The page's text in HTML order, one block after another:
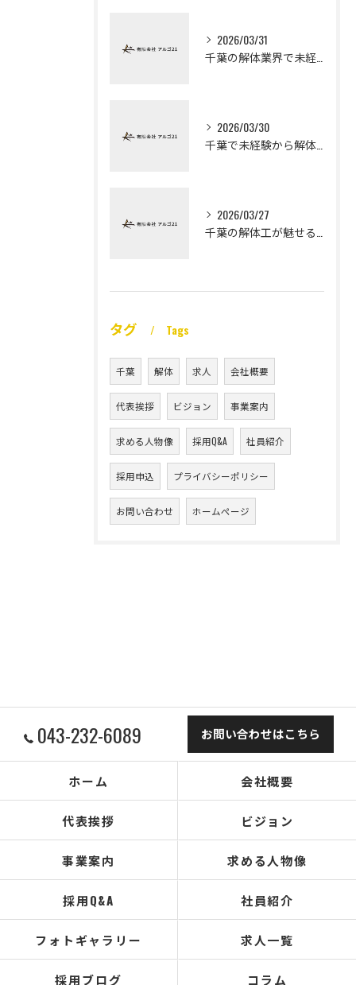
2026/03/31
2026/03/30
2026/03/27
タグ Tags
千葉 解体 求人 会社概要
代表挨拶 ビジョン 事業案内
求める人物像 採用Q&A 社員紹介
採用申込 プライバシーポリシー
お問い合わせ ホームページ
043-232-6089 お問い合わせはこちら
ホーム 会社概要
代表挨拶 ビジョン
事業案内 求める人物像
採用Q&A 社員紹介
フォトギャラリー 求人一覧
採用ブログ コラム